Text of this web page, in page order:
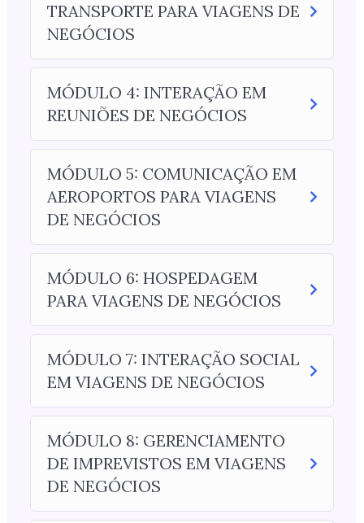
TRANSPORTE PARA VIAGENS DE
NEGÓCIOS
MÓDULO 4: INTERAÇÃO EM
REUNIÕES DE NEGÓCIOS
MÓDULO 5: COMUNICAÇÃO EM
AEROPORTOS PARA VIAGENS
DE NEGÓCIOS
MÓDULO 6: HOSPEDAGEM
PARA VIAGENS DE NEGÓCIOS
MÓDULO 7: INTERAÇÃO SOCIAL
EM VIAGENS DE NEGÓCIOS
MÓDULO 8: GERENCIAMENTO
DE IMPREVISTOS EM VIAGENS
DE NEGÓCIOS